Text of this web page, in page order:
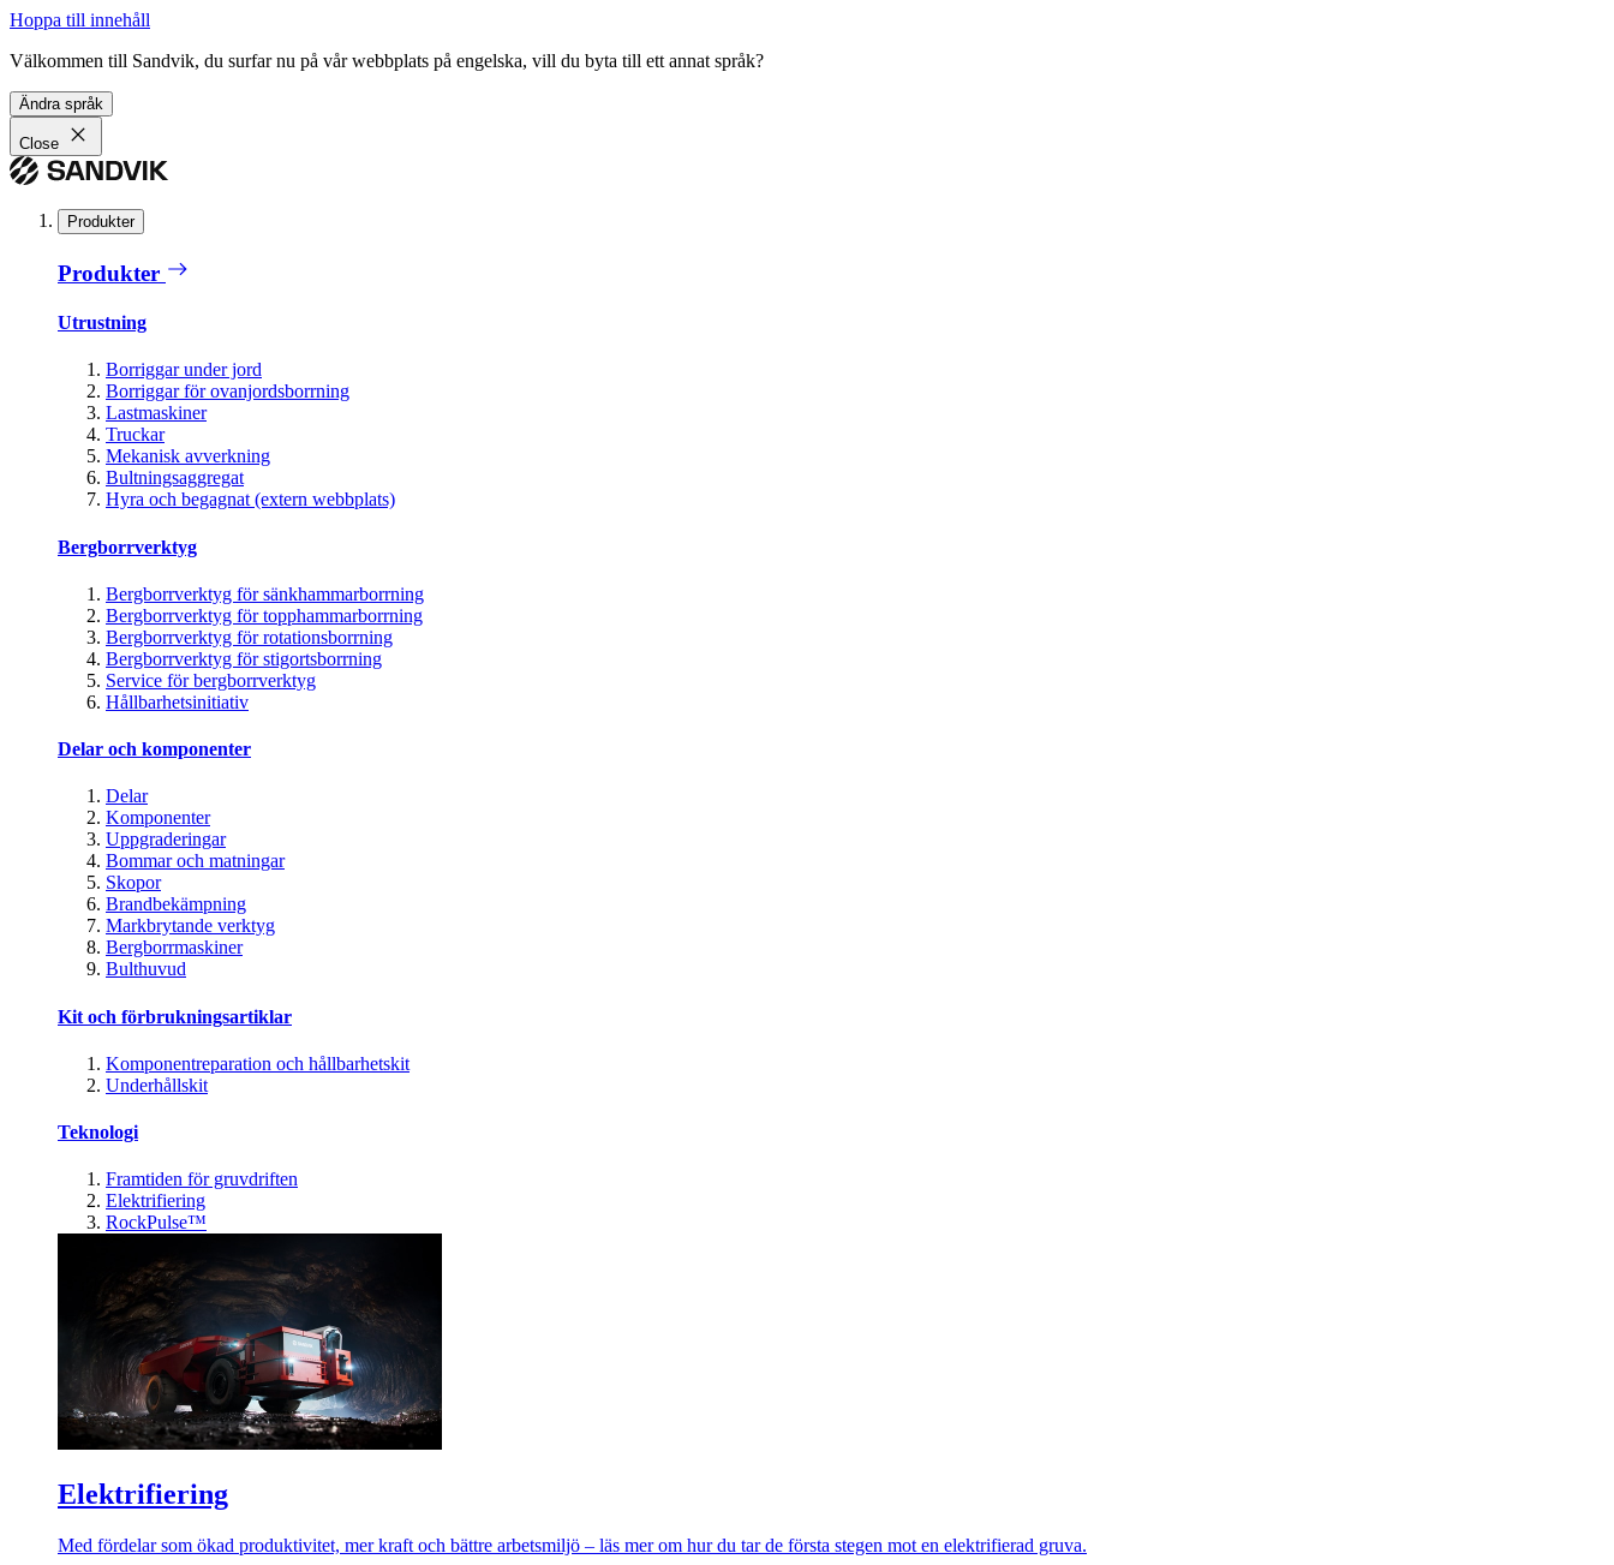
Hoppa till innehåll
Välkommen till Sandvik, du surfar nu på vår webbplats på engelska, vill du byta till ett annat språk?
Ändra språk
Close
Produkter
Produkter
Utrustning
Borriggar under jord
Borriggar för ovanjordsborrning
Lastmaskiner
Truckar
Mekanisk avverkning
Bultningsaggregat
Hyra och begagnat (extern webbplats)
Bergborrverktyg
Bergborrverktyg för sänkhammarborrning
Bergborrverktyg för topphammarborrning
Bergborrverktyg för rotationsborrning
Bergborrverktyg för stigortsborrning
Service för bergborrverktyg
Hållbarhetsinitiativ
Delar och komponenter
Delar
Komponenter
Uppgraderingar
Bommar och matningar
Skopor
Brandbekämpning
Markbrytande verktyg
Bergborrmaskiner
Bulthuvud
Kit och förbrukningsartiklar
Komponentreparation och hållbarhetskit
Underhållskit
Teknologi
Framtiden för gruvdriften
Elektrifiering
RockPulse™
Elektrifiering
Med fördelar som ökad produktivitet, mer kraft och bättre arbetsmiljö – läs mer om hur du tar de första stegen mot en elektrifierad gruva.